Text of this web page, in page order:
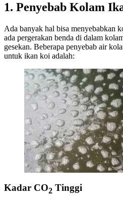
1. Penyebab Kolam
Ada banyak hal bisa menyebabkan
ada pergerakan benda di dalam
gesekan. Beberapa penyebab air
untuk ikan koi adalah:
Kadar CO2 Tinggi